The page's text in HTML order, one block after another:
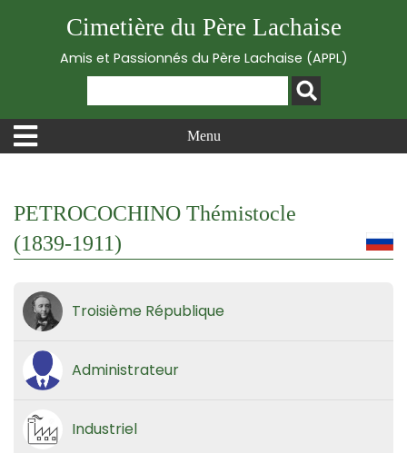
Cimetière du Père Lachaise
Amis et Passionnés du Père Lachaise (APPL)
Menu
PETROCOCHINO Thémistocle
(1839-1911)
Troisième République
Administrateur
Industriel